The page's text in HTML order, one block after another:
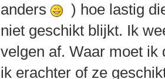
anders
) hoe lastig
niet geschikt blijkt. Ik
velgen af. Waar moet
ik erachter of ze